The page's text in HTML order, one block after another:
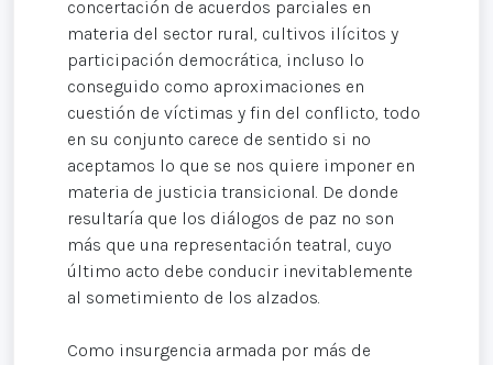
concertación de acuerdos parciales en
materia del sector rural, cultivos ilícitos y
participación democrática, incluso lo
conseguido como aproximaciones en
cuestión de víctimas y fin del conflicto, todo
en su conjunto carece de sentido si no
aceptamos lo que se nos quiere imponer en
materia de justicia transicional. De donde
resultaría que los diálogos de paz no son
más que una representación teatral, cuyo
último acto debe conducir inevitablemente
al sometimiento de los alzados.
Como insurgencia armada por más de